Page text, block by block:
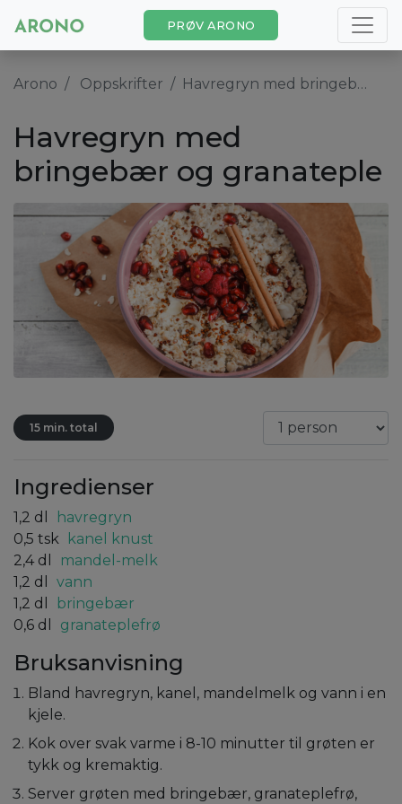
PRØV ARONO
Arono Oppskrifter Havregryn med bringebær og granateple
Havregryn med
bringebær og granateple
15 min. total
Ingredienser
1,2 dl
havregryn
0,5 tsk
kanel knust
2,4 dl
mandel-melk
1,2 dl
vann
1,2 dl
bringebær
0,6 dl granateplefrø
Bruksanvisning
Bland havregryn, kanel, mandelmelk og vann i en
kjele.
Kok over svak varme i 8-10 minutter til grøten er
tykk og kremaktig.
Server grøten med bringebær, granateplefrø,